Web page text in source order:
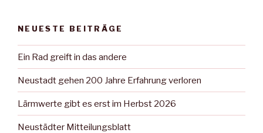
NEUESTE BEITRÄGE
Ein Rad greift in das andere
Neustadt gehen 200 Jahre Erfahrung verloren
Lärmwerte gibt es erst im Herbst 2026
Neustädter Mitteilungsblatt